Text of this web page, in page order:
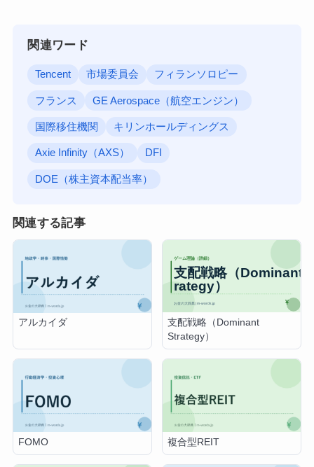
関連ワード
Tencent 市場委員会 フィランソロピー
フランス GE Aerospace（航空エンジン）
国際移住機関 キリンホールディングス
Axie Infinity（AXS） DFI
DOE（株主資本配当率）
関連する記事
アルカイダ
支配戦略（Dominant
Strategy）
FOMO 複合型REIT